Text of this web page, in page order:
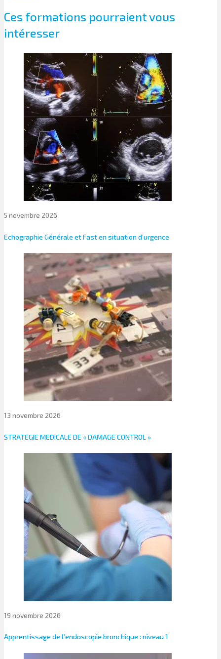
Ces formations pourraient vous
intéresser
5 novembre 2026
Echographie Générale et Fast en situation d’urgence
13 novembre 2026
STRATEGIE MEDICALE DE « DAMAGE CONTROL »
19 novembre 2026
Apprentissage de l’endoscopie bronchique : niveau 1